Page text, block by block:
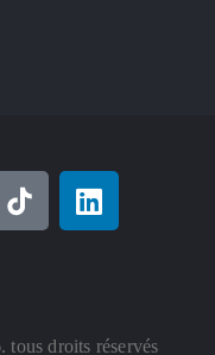
droits réservés